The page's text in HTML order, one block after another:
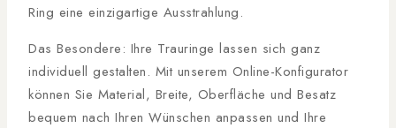
Ring eine einzigartige Ausstrahlung.
Das Besondere: Ihre Trauringe lassen sich ganz
individuell gestalten. Mit unserem Online-Konfigurator
können Sie Material, Breite, Oberfläche und Besatz
bequem nach Ihren Wünschen anpassen und Ihre